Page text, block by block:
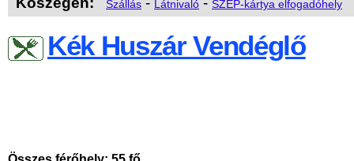
Szállás Látnivaló SZÉP-kártya elfogadóhely
Kék Huszár Vendéglő